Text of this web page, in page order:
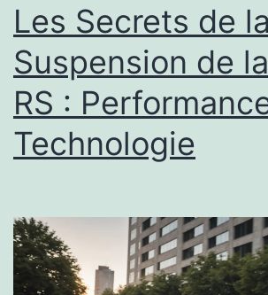
Les Secrets de la
Suspension de
RS :
Technologie